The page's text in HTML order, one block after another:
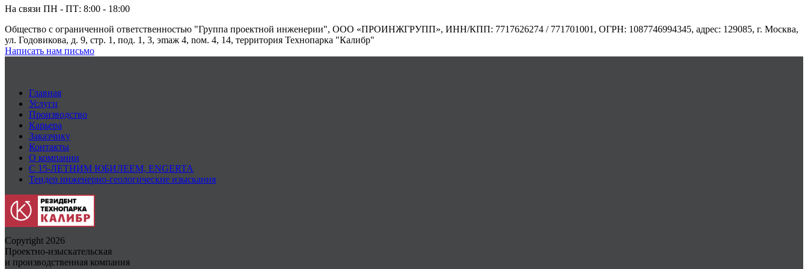
На связи ПН - ПТ: 8:00 - 18:00
Общество с ограниченной ответственностью "Группа проектной инженерии", ООО «ПРОИНЖГРУПП», ИНН/КПП: 7717626274 / 771701001, ОГРН: 1087746994345, адрес: 129085, г. Москва,
ул. Годовикова, д. 9, стр. 1, под. 1, 3, эmаж 4, nом. 4, 14, территория Технопарка "Калибр"
Написать нам письмо
Главная
Услуги
Производство
Карьера
Заказчику
Контакты
О компании
С 15-ЛЕТНИМ ЮБИЛЕЕМ, ENGERTA
Тендер инженерно-геологические изыскания
Copyright 2026
Проектно-изыскательская
и производственная компания